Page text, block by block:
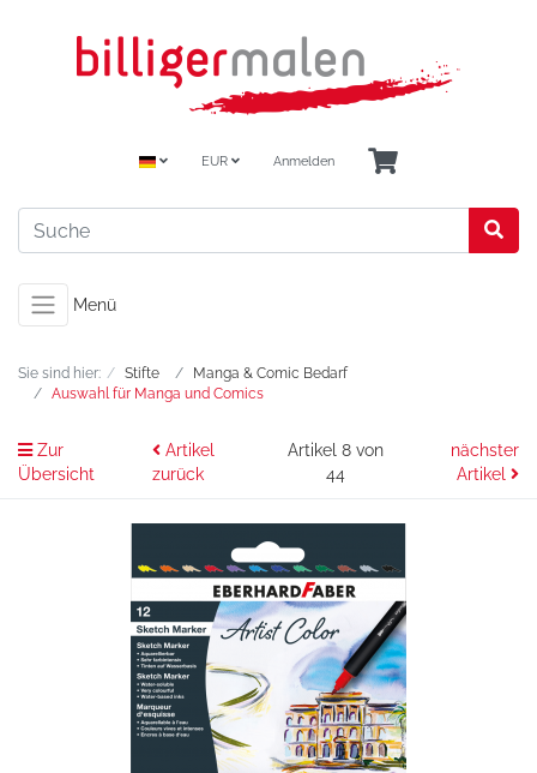
EUR Anmelden
Menü
Sie sind hier: Stifte
Manga & Comic Bedarf
Auswahl für Manga und Comics
Zur
Übersicht
Artikel
zurück
Artikel 8 von
44
nächster
Artikel